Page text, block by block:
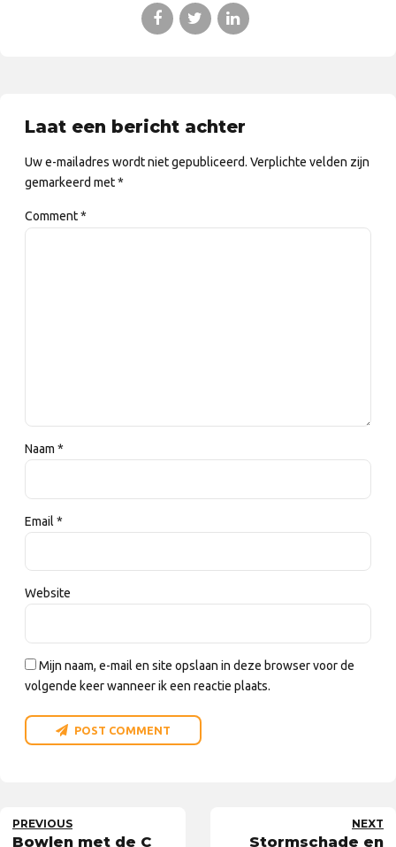
Laat een bericht achter
Uw e-mailadres wordt niet gepubliceerd. Verplichte velden zijn
gemarkeerd met *
Comment*
Naam *
Email *
Website
Mijn naam, e-mail en site opslaan in deze browser voor de
volgende keer wanneer ik een reactie plaats.
POST COMMENT
PREVIOUS
Bowlen met de C
NEXT
Stormschade en